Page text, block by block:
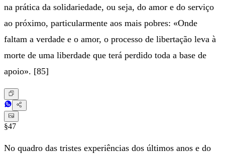
na prática da solidariedade, ou seja, do amor e do serviço
ao próximo, particularmente aos mais pobres: «Onde
faltam a verdade e o amor, o processo de libertação leva à
morte de uma liberdade que terá perdido toda a base de
apoio». [85]
§47
No quadro das tristes experiências dos últimos anos e do